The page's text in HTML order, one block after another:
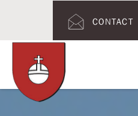
CONTACT